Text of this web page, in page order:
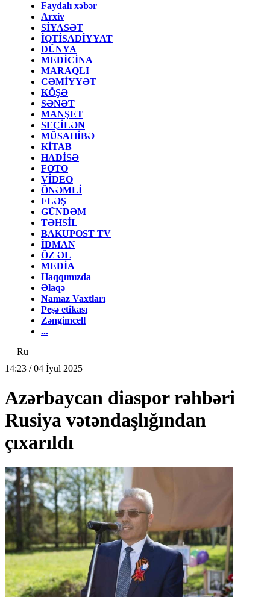
Faydalı xəbər
Arxiv
SİYASƏT
İQTİSADİYYAT
DÜNYA
MEDİCİNA
MARAQLI
CƏMİYYƏT
KÖŞƏ
SƏNƏT
MANŞET
SEÇİLƏN
MÜSAHİBƏ
KİTAB
HADİSƏ
FOTO
VİDEO
ÖNƏMLİ
FLƏŞ
GÜNDƏM
TƏHSİL
BAKUPOST TV
İDMAN
ÖZ ƏL
MEDİA
Haqqımızda
Əlaqə
Namaz Vaxtları
Peşə etikası
Zəngimcell
...
Ru
14:23 / 04 İyul 2025
Azərbaycan diaspor rəhbəri
Rusiya vətəndaşlığından
çıxarıldı